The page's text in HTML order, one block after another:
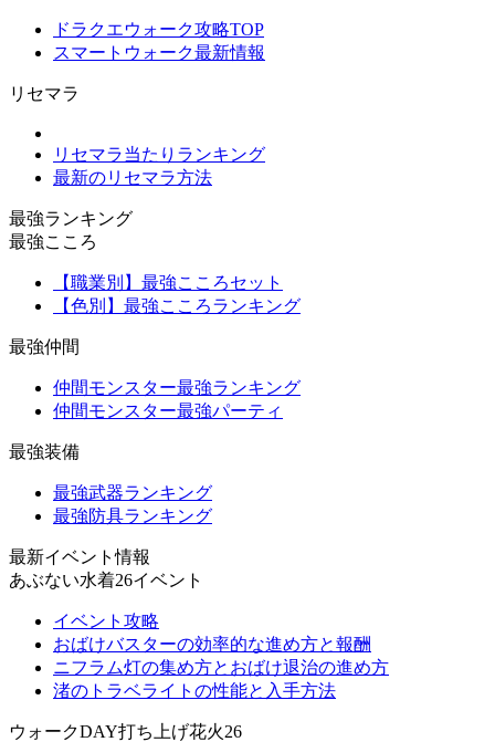
ドラクエウォーク攻略TOP
スマートウォーク最新情報
リセマラ
リセマラ当たりランキング
最新のリセマラ方法
最強ランキング
最強こころ
【職業別】最強こころセット
【色別】最強こころランキング
最強仲間
仲間モンスター最強ランキング
仲間モンスター最強パーティ
最強装備
最強武器ランキング
最強防具ランキング
最新イベント情報
あぶない水着26イベント
イベント攻略
おばけバスターの効率的な進め方と報酬
ニフラム灯の集め方とおばけ退治の進め方
渚のトラベライトの性能と入手方法
ウォークDAY打ち上げ花火26